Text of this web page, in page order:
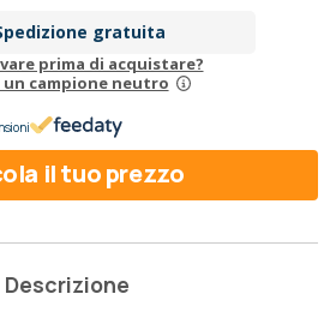
gratuita
prima di acquistare?
un campione neutro
il tuo prezzo
Descrizione